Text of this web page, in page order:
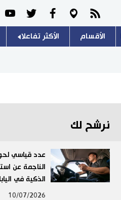
الأقسام
اقتصاد
الأكثر تفاعلا
نرشح لك
عدد قياسي
الناجمة عن
الذكية في
10/07/2026